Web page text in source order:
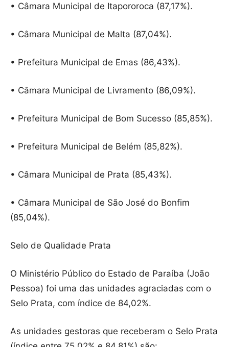
• Câmara Municipal de Itapororoca (87,17%).
• Câmara Municipal de Malta (87,04%).
• Prefeitura Municipal de Emas (86,43%).
• Câmara Municipal de Livramento (86,09%).
• Prefeitura Municipal de Bom Sucesso (85,85%).
• Prefeitura Municipal de Belém (85,82%).
• Câmara Municipal de Prata (85,43%).
• Câmara Municipal de São José do Bonfim
(85,04%).
Selo de Qualidade Prata
O Ministério Público do Estado de Paraíba (João
Pessoa) foi uma das unidades agraciadas com o
Selo Prata, com índice de 84,02%.
As unidades gestoras que receberam o Selo Prata